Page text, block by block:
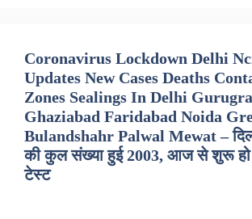
Coronavirus Lockdown Delhi
Updates New Cases Deaths
Zones Sealings In Delhi
Ghaziabad Faridabad Noida
Bulandshahr Palwal Mewat –
की कुल संख्या हुई 2003, आज से शुरू हो
टेस्ट